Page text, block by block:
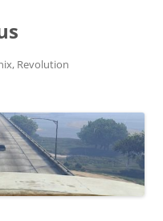
Revolution